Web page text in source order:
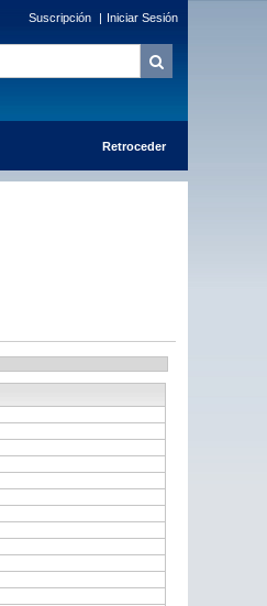
Suscripción | Iniciar Sesión
Retroceder